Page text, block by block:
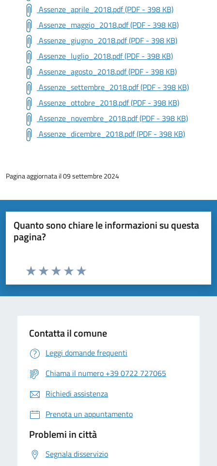
Assenze_aprile_2018.pdf (PDF - 398 KB)
Assenze_maggio_2018.pdf (PDF - 398 KB)
Assenze_giugno_2018.pdf (PDF - 398 KB)
Assenze_luglio_2018.pdf (PDF - 398 KB)
Assenze_agosto_2018.pdf (PDF - 398 KB)
Assenze_settembre_2018.pdf (PDF - 398 KB)
Assenze_ottobre_2018.pdf (PDF - 398 KB)
Assenze_novembre_2018.pdf (PDF - 398 KB)
Assenze_dicembre_2018.pdf (PDF - 398 KB)
Pagina aggiornata il 09 settembre 2024
Quanto sono chiare le informazioni su questa
pagina?
Valuta da 1 a 5 stelle la pagina
Valuta 5 stelle su 5
Valuta 4 stelle su 5
Valuta 3 stelle su 5
Valuta 2 stelle su 5
Valuta 1 stelle su 5
Contatta il comune
Leggi domande frequenti
Chiama il numero +39 0722 727065
Richiedi assistenza
Prenota un appuntamento
Problemi in città
Segnala disservizio